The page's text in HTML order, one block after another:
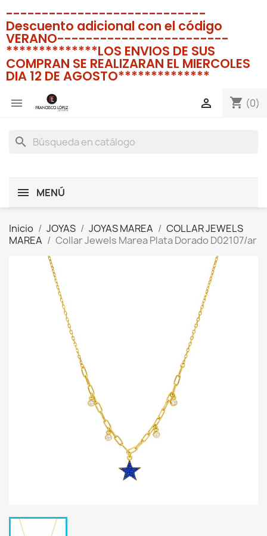
----------------------------
Descuento adicional con el código
VERANO------------------------
**************LOS ENVIOS DE SUS
COMPRAN SE REALIZARAN EL MIERCOLES
DIA 12 DE AGOSTO**************
 shopping_cart (0)

search
MENÚ
Inicio JOYAS JOYAS MAREA
COLLAR JEWELS
MAREA
Collar Jewels Marea Plata Dorado D02107/ar